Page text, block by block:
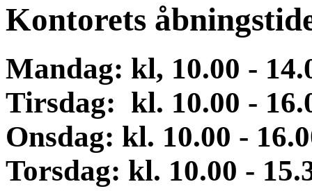
Kontorets
Mandag: kl, 10.00 -
Tirsdag: kl. 10.00 -
Onsdag: kl. 10.00 -
Torsdag: kl. 10.00 -